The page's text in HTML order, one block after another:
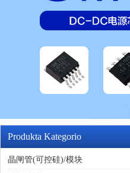
Produkta Kategorio
晶闸管(可控硅)/模块